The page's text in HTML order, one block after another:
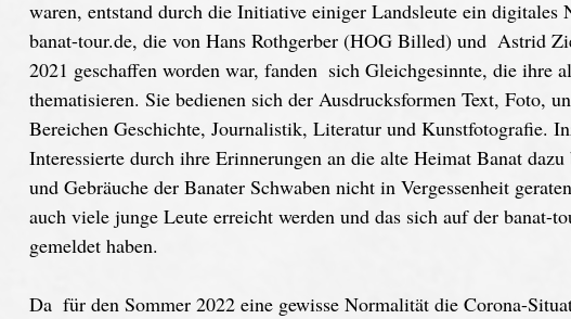
waren, entstand durch die Initiative einiger Landsleute ein digitales
banat-tour.de, die von Hans Rothgerber (HOG Billed) und  Astrid
2021 geschaffen worden war, fanden  sich Gleichgesinnte, die ihre
thematisieren. Sie bedienen sich der Ausdrucksformen Text, Foto,
Bereichen Geschichte, Journalistik, Literatur und Kunstfotografie.
Interessierte durch ihre Erinnerungen an die alte Heimat Banat
und Gebräuche der Banater Schwaben nicht in Vergessenheit
auch viele junge Leute erreicht werden und das sich auf der banat-
gemeldet haben.
Da  für den Sommer 2022 eine gewisse Normalität die Corona-